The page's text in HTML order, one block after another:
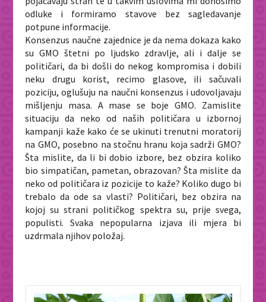
odluke i formiramo stavove bez sagledavanje
potpune informacije.
Konsenzus naučne zajednice je da nema dokaza kako
su GMO štetni po ljudsko zdravlje, ali i dalje se
političari, da bi došli do nekog kompromisa i dobili
neku drugu korist, recimo glasove, ili sačuvali
poziciju, oglušuju na naučni konsenzus i udovoljavaju
mišljenju masa. A mase se boje GMO. Zamislite
situaciju da neko od naših političara u izbornoj
kampanji kaže kako će se ukinuti trenutni moratorij
na GMO, posebno na stočnu hranu koja sadrži GMO?
Šta mislite, da li bi dobio izbore, bez obzira koliko
bio simpatičan, pametan, obrazovan? Šta mislite da
neko od političara iz pozicije to kaže? Koliko dugo bi
trebalo da ode sa vlasti? Političari, bez obzira na
kojoj su strani političkog spektra su, prije svega,
populisti. Svaka nepopularna izjava ili mjera bi
uzdrmala njihov položaj.